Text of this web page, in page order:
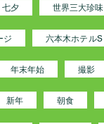
七夕 世界三大珍味
ジ 六本木ホテルS
年末年始 撮影
新年 朝食